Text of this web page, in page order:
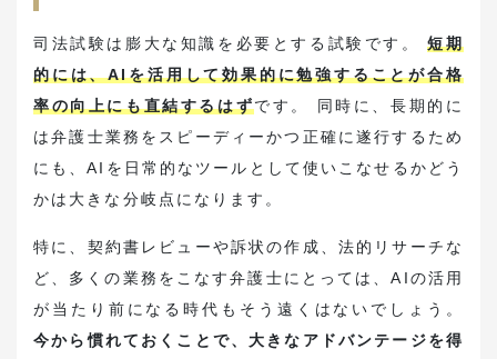
司法試験は膨大な知識を必要とする試験です。短期
的には、AIを活用して効果的に勉強することが合格
率の向上にも直結するはずです。 同時に、長期的に
は弁護士業務をスピーディーかつ正確に遂行するため
にも、AIを日常的なツールとして使いこなせるかどう
かは大きな分岐点になります。
特に、契約書レビューや訴状の作成、法的リサーチな
ど、多くの業務をこなす弁護士にとっては、AIの活用
が当たり前になる時代もそう遠くはないでしょう。
今から慣れておくことで、大きなアドバンテージを得